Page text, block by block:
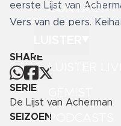
CONTACT
LUISTER LIVE
PODCASTS
eerste Lijst van
Vers van de pers.
SHARE
SERIE
De Lijst van Acherman
SEIZOEN